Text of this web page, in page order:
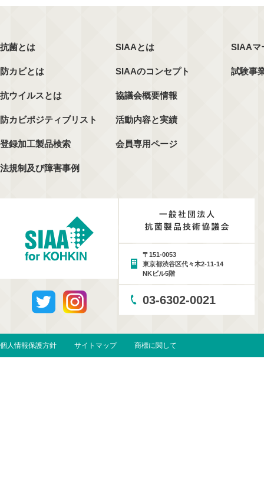
抗菌とは
防カビとは
抗ウイルスとは
防カビポジティブリスト
登録加工製品検索
法規制及び障害事例
SIAAとは
SIAAのコンセプト
協議会概要情報
活動内容と実績
会員専用ページ
SIAAマ
試験事
〒151-0053
東京都渋谷区代々木2-11-14
NKビル5階
03-6302-0021
個人情報保護方針 サイトマップ 商標に関して